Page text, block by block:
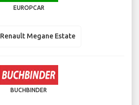
EUROPCAR
Renault Megane Estate
BUCHBINDER